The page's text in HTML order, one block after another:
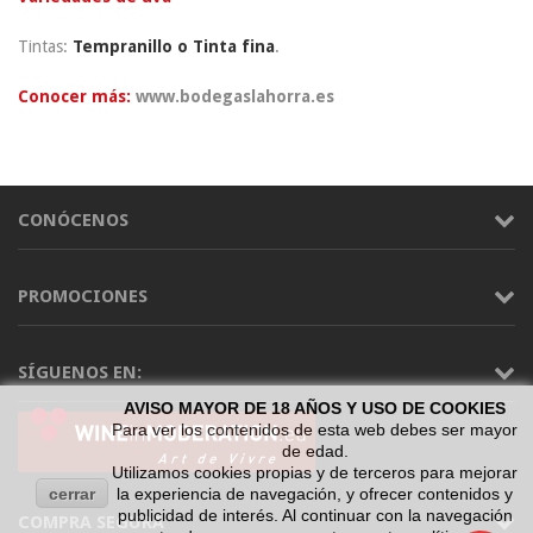
Tintas: Tempranillo o Tinta fina.
Conocer más: www.bodegaslahorra.es
CONÓCENOS
PROMOCIONES
SÍGUENOS EN:
COMPRA SEGURA
cerrar
AVISO MAYOR DE 18 AÑOS Y USO DE COOKIES
Para ver los contenidos de esta web debes ser mayor
de edad.
Utilizamos cookies propias y de terceros para mejorar
la experiencia de navegación, y ofrecer contenidos y
publicidad de interés. Al continuar con la navegación